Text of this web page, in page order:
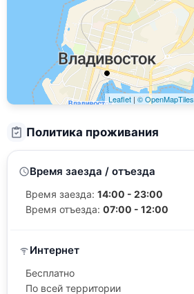
Leaflet | © OpenMapTiles
Политика проживания
Время заезда / отъезда
Время заезда: 14:00 - 23:00
Время отъезда: 07:00 - 12:00
Интернет
Бесплатно
По всей территории